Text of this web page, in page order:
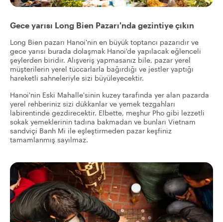
Gece yarısı Long Bien Pazarı'nda gezintiye çıkın
Long Bien pazarı Hanoi'nin en büyük toptancı pazarıdır ve
gece yarısı burada dolaşmak Hanoi'de yapılacak eğlenceli
şeylerden biridir. Alışveriş yapmasanız bile, pazar yerel
müşterilerin yerel tüccarlarla bağırdığı ve jestler yaptığı
hareketli sahneleriyle sizi büyüleyecektir.
Hanoi'nin Eski Mahalle'sinin kuzey tarafında yer alan pazarda
yerel rehberiniz sizi dükkanlar ve yemek tezgahları
labirentinde gezdirecektir. Elbette, meşhur Pho gibi lezzetli
sokak yemeklerinin tadına bakmadan ve bunları Vietnam
sandviçi Banh Mi ile eşleştirmeden pazar keşfiniz
tamamlanmış sayılmaz.